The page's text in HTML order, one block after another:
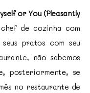
or You (Pleasantly
de cozinha com
pratos com seu
não sabemos
posteriormente, se
no restaurante de